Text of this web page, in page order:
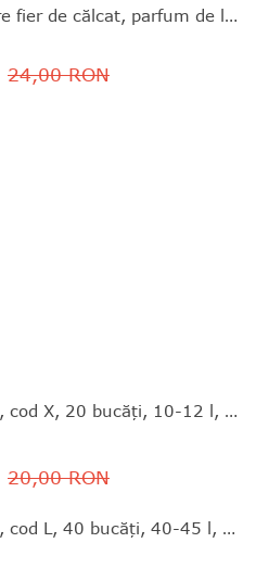
Baton curăţare fier de călcat, parfum de lămâie, 11.8x3 cm, Rayen - 8412955061630
24,00 RON
Saci de gunoi, cod X, 20 bucăţi, 10-12 l, Brabantia - 8710755116728
20,00 RON
Saci de gunoi, cod L, 40 bucăţi, 40-45 l, Brabantia - 8710755138645